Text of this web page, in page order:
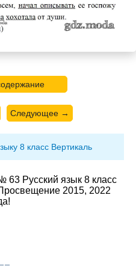
Следующее →
8 класс Вертикаль
Русский язык 8 класс
2015, 2022